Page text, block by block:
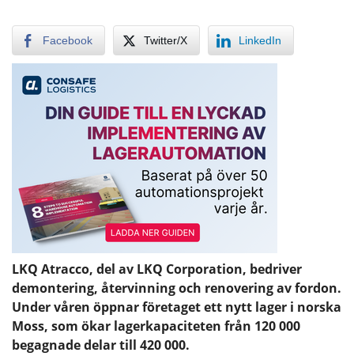
Facebook Twitter/X LinkedIn
LKQ Atracco, del av LKQ Corporation, bedriver
demontering, återvinning och renovering av fordon.
Under våren öppnar företaget ett nytt lager i norska
Moss, som ökar lagerkapaciteten från 120 000
begagnade delar till 420 000.